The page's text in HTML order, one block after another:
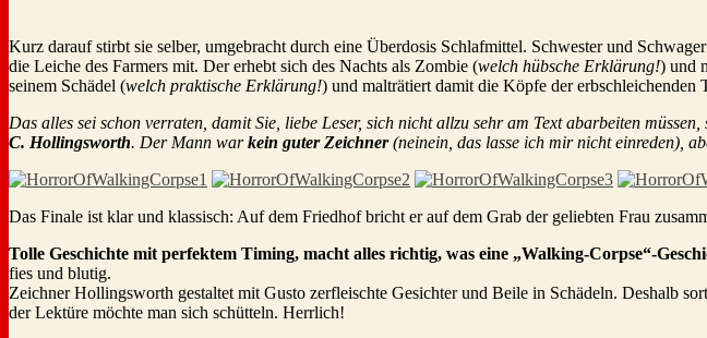
Kurz darauf stirbt sie selber, umgebracht durch eine Überdosis Schlafmittel. Schwester und
die Leiche des Farmers mit. Der erhebt sich des Nachts als Zombie (welch hübsche Erklärung!) und
seinem Schädel (welch praktische Erklärung!) und malträtiert damit die Köpfe der erbschleichenden
Das alles sei schon verraten, damit Sie, liebe Leser, sich nicht allzu sehr am Text abarbeiten
C. Hollingsworth. Der Mann warkein guter Zeichner(neinein, das lasse ich mir nicht einreden),
Das Finale ist klar und klassisch: Auf dem Friedhof bricht er auf dem Grab der geliebten Frau
Tolle Geschichte mit perfektem Timing, macht alles richtig, was eine „Walking-Corpse“-
fies und blutig.
Zeichner Hollingsworth gestaltet mit Gusto zerfleischte Gesichter und Beile in Schädeln. Deshalb
der Lektüre möchte man sich schütteln. Herrlich!